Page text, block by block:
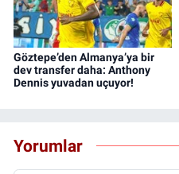
Göztepe’den Almanya’ya bir
dev transfer daha: Anthony
Dennis yuvadan uçuyor!
Yorumlar